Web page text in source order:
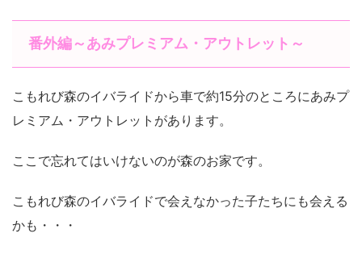
番外編～あみプレミアム・アウトレット～
こもれび森のイバライドから車で約15分のところにあみプ
レミアム・アウトレットがあります。
ここで忘れてはいけないのが森のお家です。
こもれび森のイバライドで会えなかった子たちにも会える
かも・・・